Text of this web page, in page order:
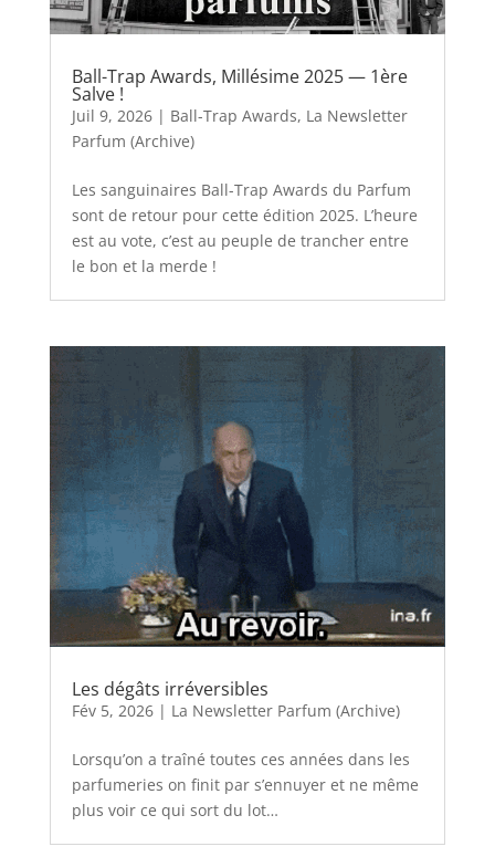
Ball-Trap Awards, Millésime 2025 — 1ère
Salve !
Juil 9, 2026| Ball-Trap Awards, La Newsletter
Parfum (Archive)
Les sanguinaires Ball-Trap Awards du Parfum
sont de retour pour cette édition 2025. L’heure
est au vote, c’est au peuple de trancher entre
le bon et la merde !
Les dégâts irréversibles
Fév 5, 2026| La Newsletter Parfum (Archive)
Lorsqu’on a traîné toutes ces années dans les
parfumeries on finit par s’ennuyer et ne même
plus voir ce qui sort du lot…